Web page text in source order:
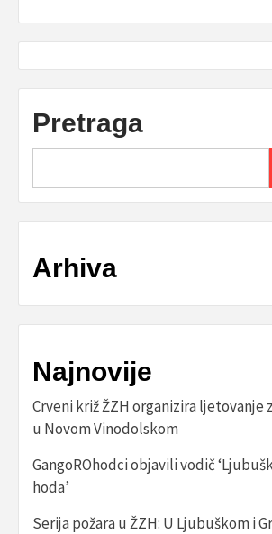
Pretraga
Arhiva
Najnovije
Crveni križ ŽZH organizira ljetovanje
u Novom Vinodolskom
GangoROhodci objavili vodič
hoda’
Serija požara u ŽZH: U Ljubuškom i